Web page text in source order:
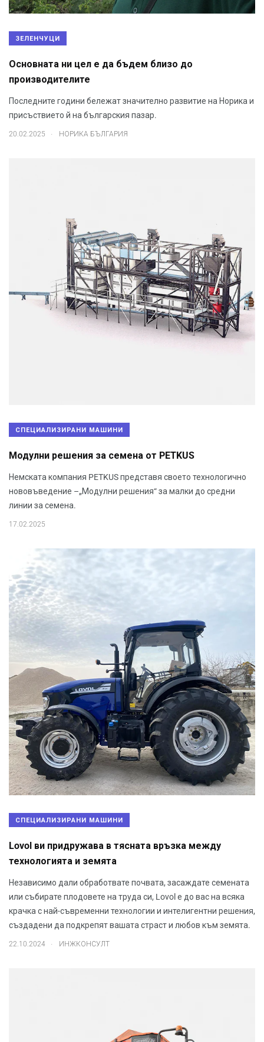
ЗЕЛЕНЧУЦИ
Основната ни цел е да бъдем близо до
производителите
Последните години бележат значително развитие на Норика и
присъствието й на българския пазар.
20.02.2025 . НОРИКА БЪЛГАРИЯ
СПЕЦИАЛИЗИРАНИ МАШИНИ
Модулни решения за семена от PETKUS
Немската компания PETKUS представя своето технологично
нововъведение –„Модулни решения“ за малки до средни
линии за семена.
17.02.2025
СПЕЦИАЛИЗИРАНИ МАШИНИ
Lovol ви придружава в тясната връзка между
технологията и земята
Независимо дали обработвате почвата, засаждате семената
или събирате плодовете на труда си, Lovol е до вас на всяка
крачка с най-съвременни технологии и интелигентни решения,
създадени да подкрепят вашата страст и любов към земята.
22.10.2024 . ИНЖКОНСУЛТ